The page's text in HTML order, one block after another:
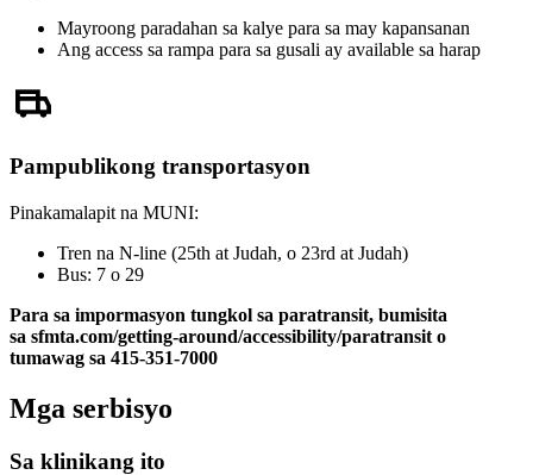
Mayroong paradahan sa kalye para sa may kapansanan
Ang access sa rampa para sa gusali ay available sa harap
Pampublikong transportasyon
Pinakamalapit na MUNI:
Tren na N-line (25th at Judah, o 23rd at Judah)
Bus: 7 o 29
Para sa impormasyon tungkol sa paratransit, bumisita
sa sfmta.com/getting-around/accessibility/paratransit o
tumawag sa 415-351-7000
Mga serbisyo
Sa klinikang ito